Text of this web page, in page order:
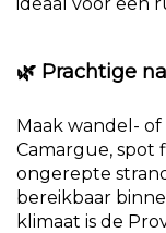
🌿 Prachtige
Maak wandel-
Camargue, spot
ongerepte
bereikbaar
klimaat is de